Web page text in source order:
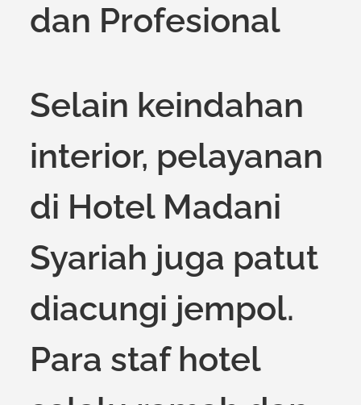
dan Profesional
Selain keindahan
interior, pelayanan
di Hotel Madani
Syariah juga patut
diacungi jempol.
Para staf hotel